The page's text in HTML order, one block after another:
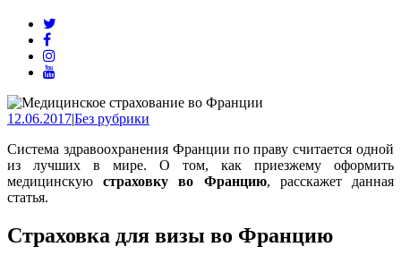
12.06.2017|Без рубрики
Система здравоохранения Франции по праву считается одной
из лучших в мире. О том, как приезжему оформить
медицинскуюстраховку во Францию, расскажет данная
статья.
Страховка для визы во Францию